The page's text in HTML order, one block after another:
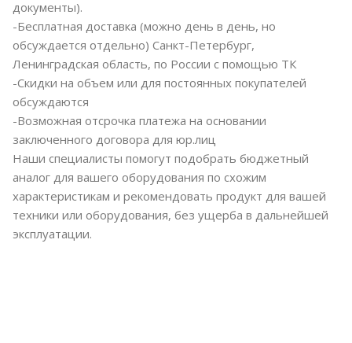
документы).
-Бесплатная доставка (можно день в день, но
обсуждается отдельно) Санкт-Петербург,
Ленинградская область, по России с помощью ТК
-Скидки на объем или для постоянных покупателей
обсуждаются
-Возможная отсрочка платежа на основании
заключенного договора для юр.лиц
Наши специалисты помогут подобрать бюджетный
аналог для вашего оборудования по схожим
характеристикам и рекомендовать продукт для вашей
техники или оборудования, без ущерба в дальнейшей
эксплуатации.